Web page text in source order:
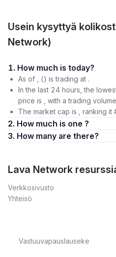
Usein kysyttyä
Network)
1. How much is today?
As of , () is trading at .
In the last 24 hours, the
price is , with a trading
The market cap is , ranking it
2. How much is one ?
3. How many are there?
Lava Network
Verkkosivusto
Yhteisö
Vastuuvapauslauseke